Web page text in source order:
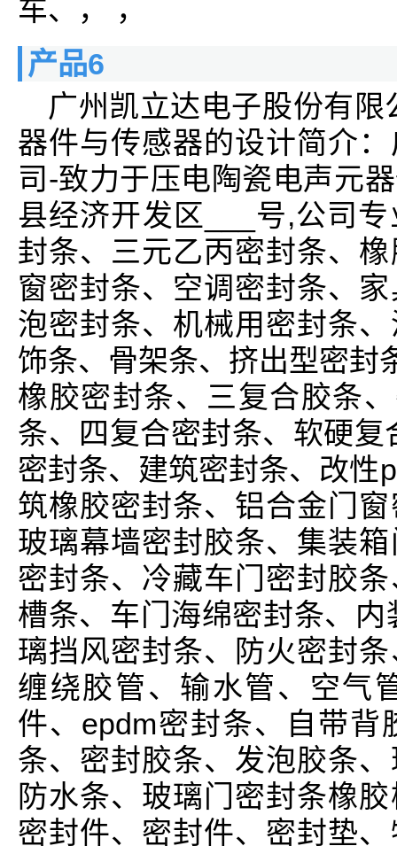
车、， ，
产品6
广州凯立达电子股份有
器件与传感器的设计简介
司-致力于压电陶瓷电声元
县经济开发区___号,公司
封条、三元乙丙密封条、
窗密封条、空调密封条、
泡密封条、机械用密封条
饰条、骨架条、挤出型密封
橡胶密封条、三复合胶条
条、四复合密封条、软硬
密封条、建筑密封条、改性
筑橡胶密封条、铝合金门
玻璃幕墙密封胶条、集装
密封条、冷藏车门密封胶
槽条、车门海绵密封条、
璃挡风密封条、防火密封
缠绕胶管、输水管、空气
件、epdm密封条、自带
条、密封胶条、发泡胶条
防水条、玻璃门密封条橡
密封件、密封件、密封垫